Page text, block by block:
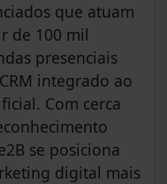
que atuam
de 100 mil
presenciais
integrado ao
Com cerca
se posiciona
digital mais